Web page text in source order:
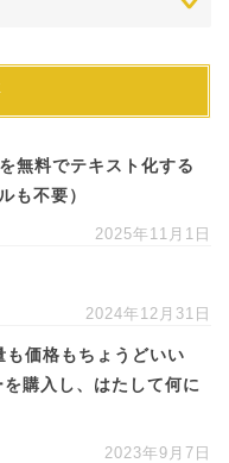
無料でテキスト化する
も不要）
2025年11月1日
2024年12月31日
価格もちょうどいい
購入し、はたして何に
2023年9月7日